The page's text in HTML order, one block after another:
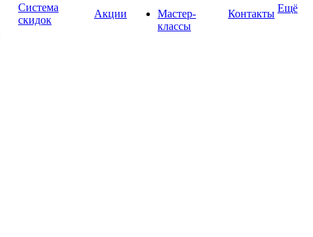
Система
скидок
Акции
Мастер-
классы
Контакты Ещё